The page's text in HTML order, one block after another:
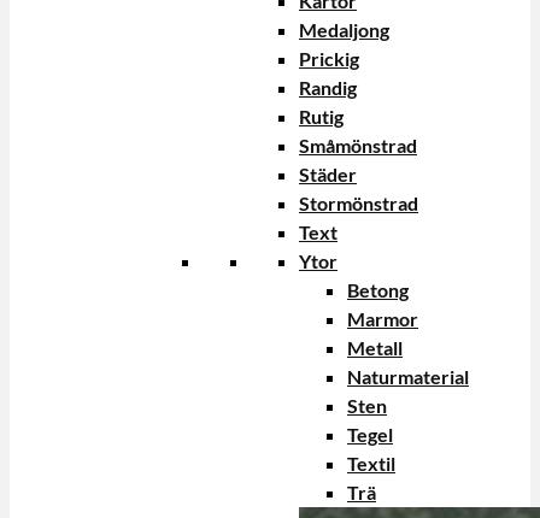
Medaljong
Prickig
Randig
Rutig
Småmönstrad
Städer
Stormönstrad
Text
Ytor
Betong
Marmor
Metall
Naturmaterial
Sten
Tegel
Textil
Trä